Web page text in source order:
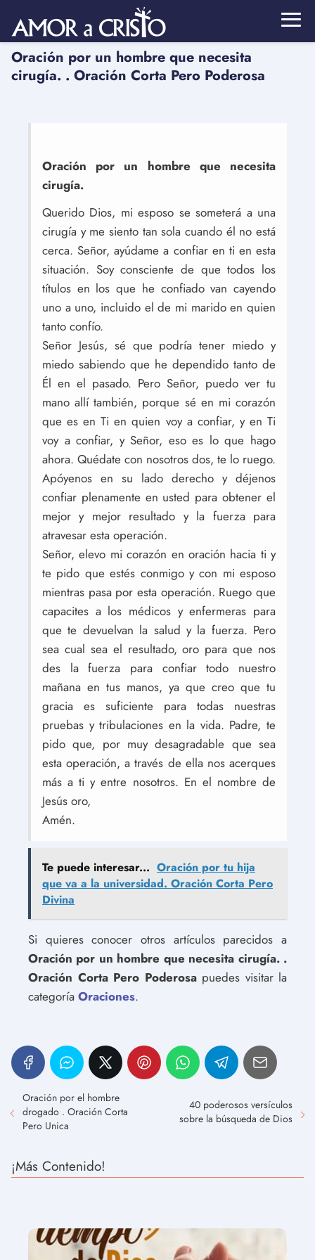
Oración por un hombre que necesita
cirugía. . Oración Corta Pero Poderosa
Oración por un hombre que necesita
cirugía.
Querido Dios, mi esposo se someterá a una
cirugía y me siento tan sola cuando él no está
cerca. Señor, ayúdame a confiar en ti en esta
situación. Soy consciente de que todos los
títulos en los que he confiado van cayendo
uno a uno, incluido el de mi marido en quien
tanto confío.
Señor Jesús, sé que podría tener miedo y
miedo sabiendo que he dependido tanto de
Él en el pasado. Pero Señor, puedo ver tu
mano allí también, porque sé en mi corazón
que es en Ti en quien voy a confiar, y en Ti
voy a confiar, y Señor, eso es lo que hago
ahora. Quédate con nosotros dos, te lo ruego.
Apóyenos en su lado derecho y déjenos
confiar plenamente en usted para obtener el
mejor y mejor resultado y la fuerza para
atravesar esta operación.
Señor, elevo mi corazón en oración hacia ti y
te pido que estés conmigo y con mi esposo
mientras pasa por esta operación. Ruego que
capacites a los médicos y enfermeras para
que te devuelvan la salud y la fuerza. Pero
sea cual sea el resultado, oro para que nos
des la fuerza para confiar todo nuestro
mañana en tus manos, ya que creo que tu
gracia es suficiente para todas nuestras
pruebas y tribulaciones en la vida. Padre, te
pido que, por muy desagradable que sea
esta operación, a través de ella nos acerques
más a ti y entre nosotros. En el nombre de
Jesús oro,
Amén.
Te puede interesar... Oración por tu hija
que va a la universidad. Oración Corta Pero
Divina
Si quieres conocer otros artículos parecidos a
Oración por un hombre que necesita cirugía. .
Oración Corta Pero Poderosapuedes visitar la
categoría Oraciones.
Oración por el hombre
drogado . Oración Corta
Pero Unica
40 poderosos versículos
sobre la búsqueda de Dios
¡Más Contenido!